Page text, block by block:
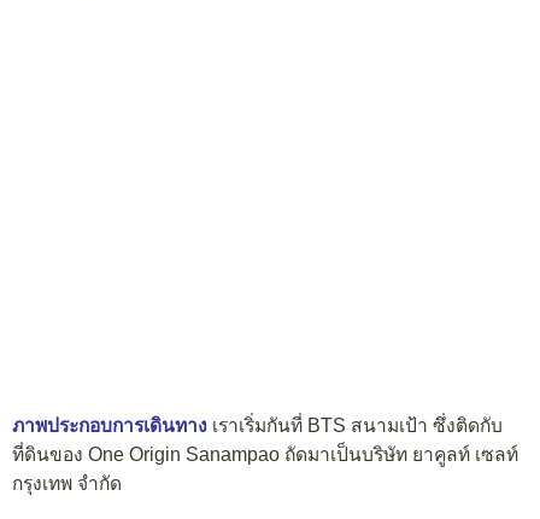
ภาพประกอบการเดินทาง เราเริ่มกันที่ BTS สนามเป้า ซึ่งติดกับ
ที่ดินของ One Origin Sanampao ถัดมาเป็นบริษัท ยาคูลท์ เซลท์
กรุงเทพ จำกัด